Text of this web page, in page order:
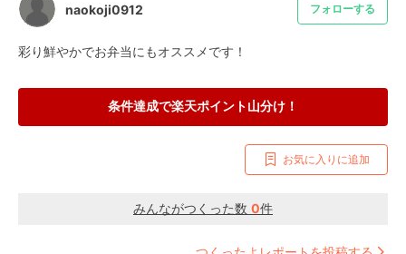
naokoji0912 フォローする
彩り鮮やかでお弁当にもオススメです！
条件達成で楽天ポイント山分け！
お気に入りに追加
みんながつくった数 0件